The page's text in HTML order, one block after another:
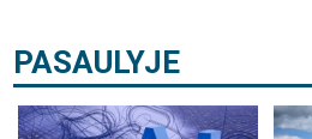
PASAULYJE